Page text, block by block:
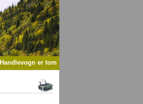
Handlevogn er tom